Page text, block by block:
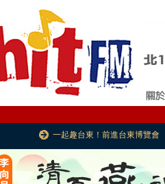
一起趣台東！前進台東博覽會